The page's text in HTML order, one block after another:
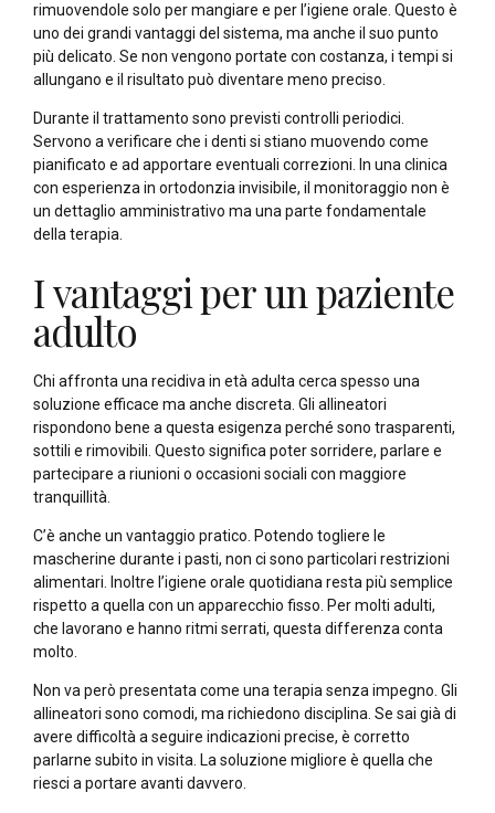
rimuovendole solo per mangiare e per l’igiene orale. Questo è
uno dei grandi vantaggi del sistema, ma anche il suo punto
più delicato. Se non vengono portate con costanza, i tempi si
allungano e il risultato può diventare meno preciso.
Durante il trattamento sono previsti controlli periodici.
Servono a verificare che i denti si stiano muovendo come
pianificato e ad apportare eventuali correzioni. In una clinica
con esperienza in ortodonzia invisibile, il monitoraggio non è
un dettaglio amministrativo ma una parte fondamentale
della terapia.
I vantaggi per un paziente
adulto
Chi affronta una recidiva in età adulta cerca spesso una
soluzione efficace ma anche discreta. Gli allineatori
rispondono bene a questa esigenza perché sono trasparenti,
sottili e rimovibili. Questo significa poter sorridere, parlare e
partecipare a riunioni o occasioni sociali con maggiore
tranquillità.
C’è anche un vantaggio pratico. Potendo togliere le
mascherine durante i pasti, non ci sono particolari restrizioni
alimentari. Inoltre l’igiene orale quotidiana resta più semplice
rispetto a quella con un apparecchio fisso. Per molti adulti,
che lavorano e hanno ritmi serrati, questa differenza conta
molto.
Non va però presentata come una terapia senza impegno. Gli
allineatori sono comodi, ma richiedono disciplina. Se sai già di
avere difficoltà a seguire indicazioni precise, è corretto
parlarne subito in visita. La soluzione migliore è quella che
riesci a portare avanti davvero.